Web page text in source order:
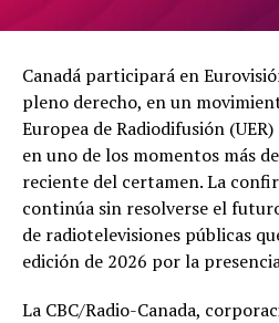
Canadá participará en
pleno derecho, en un
Europea de Radiodifusión
en uno de los momentos más
reciente del certamen. La
continúa sin resolverse el
de radiotelevisiones públicas
edición de 2026 por la
La CBC/Radio-Canada,